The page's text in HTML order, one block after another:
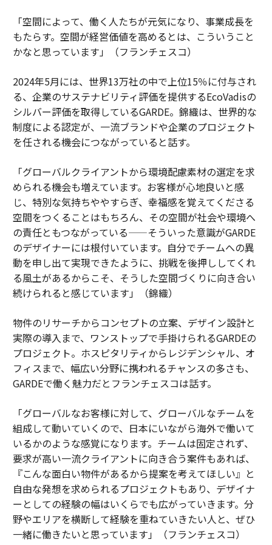
「空間によって、働く人たちが元気になり、事業成長を
もたらす。空間が経営価値を高めるとは、こういうこと
かなと思っています」（フランチェスコ）
2024年5月には、世界13万社の中で上位15％に付与され
る、企業のサステナビリティ評価を提供するEcoVadisの
シルバー評価を取得しているGARDE。錦織は、世界的な
制度による認定が、一流ブランドや企業のプロジェクト
を任される機会につながっていると話す。
「グローバルクライアントから環境配慮素材の選定を求
められる機会も増えています。お客様が心地良いと感
じ、特別な気持ちややすらぎ、幸福感を覚えてくださる
空間をつくることはもちろん、その空間が社会や環境へ
の責任ともつながっている——そういった意識がGARDE
のデザイナーには根付いています。自分でチームへの異
動を申し出て実現できたように、挑戦を後押ししてくれ
る風土があるからこそ、そうした空間づくりに向き合い
続けられると感じています」（錦織）
物件のリサーチからコンセプトの立案、デザイン設計と
実際の導入まで、ワンストップで手掛けられるGARDEの
プロジェクト。ホスピタリティからレジデンシャル、オ
フィスまで、幅広い分野に携われるチャンスの多さも、
GARDEで働く魅力だとフランチェスコは話す。
「グローバルなお客様に対して、グローバルなチームを
組成して動いていくので、日本にいながら海外で働いて
いるかのような感覚になります。チームは固定されず、
要求が高い一流クライアントに向き合う案件もあれば、
『こんな面白い物件があるから提案を考えてほしい』と
自由な発想を求められるプロジェクトもあり、デザイナ
ーとしての経験の幅はいくらでも広がっていきます。分
野やエリアを横断して経験を重ねていきたい人と、ぜひ
一緒に働きたいと思っています」（フランチェスコ）